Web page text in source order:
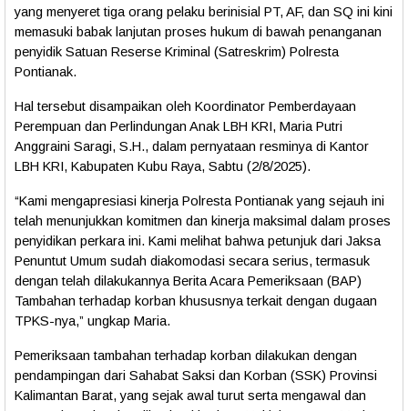
yang menyeret tiga orang pelaku berinisial PT, AF, dan SQ ini kini
memasuki babak lanjutan proses hukum di bawah penanganan
penyidik Satuan Reserse Kriminal (Satreskrim) Polresta
Pontianak.
Hal tersebut disampaikan oleh Koordinator Pemberdayaan
Perempuan dan Perlindungan Anak LBH KRI, Maria Putri
Anggraini Saragi, S.H., dalam pernyataan resminya di Kantor
LBH KRI, Kabupaten Kubu Raya, Sabtu (2/8/2025).
“Kami mengapresiasi kinerja Polresta Pontianak yang sejauh ini
telah menunjukkan komitmen dan kinerja maksimal dalam proses
penyidikan perkara ini. Kami melihat bahwa petunjuk dari Jaksa
Penuntut Umum sudah diakomodasi secara serius, termasuk
dengan telah dilakukannya Berita Acara Pemeriksaan (BAP)
Tambahan terhadap korban khususnya terkait dengan dugaan
TPKS-nya,” ungkap Maria.
Pemeriksaan tambahan terhadap korban dilakukan dengan
pendampingan dari Sahabat Saksi dan Korban (SSK) Provinsi
Kalimantan Barat, yang sejak awal turut serta mengawal dan